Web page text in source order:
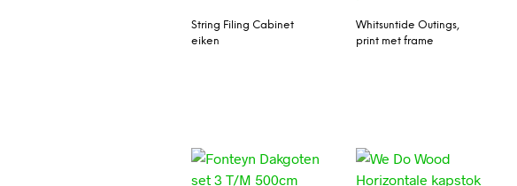
String Filing Cabinet
eiken
Whitsuntide Outings,
print met frame